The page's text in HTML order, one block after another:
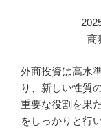
商
外商投資は高水
り、新しい性質
重要な役割を果
をしっかりと行